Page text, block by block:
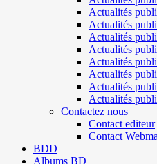
Actualités
Actualités
Actualités
Actualités
Actualités
Actualités
Actualités
Actualités
Contactez nous
Contact editeur
Contact
BDD
Albums BD